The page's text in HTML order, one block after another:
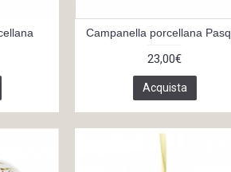
Campanella porcellana
23,00€
Acquista